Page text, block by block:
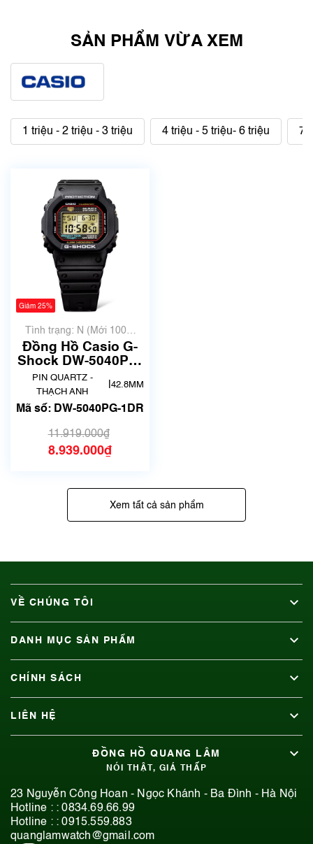
SẢN PHẨM VỪA XEM
1 triệu - 2 triệu - 3 triệu 4 triệu - 5 triệu- 6 triệu 7
Giảm 25%
Tình trạng: N (Mới 100%
chưa qua sử dụng)
Đồng Hồ Casio G-
Shock DW-5040PG-
1DR Chính Hãng
PIN QUARTZ -
THẠCH ANH
42.8MM
Mã số: DW-5040PG-1DR
11.919.000₫
8.939.000₫
Xem tất cả sản phẩm
VỀ CHÚNG TÔI
DANH MỤC SẢN PHẨM
CHÍNH SÁCH
LIÊN HỆ
ĐỒNG HỒ QUANG LÂM
NÓI THẬT, GIÁ THẤP
23 Nguyễn Công Hoan - Ngọc Khánh - Ba Đình - Hà Nội
Hotline : :0834.69.66.99
Hotline : :0915.559.883
quanglamwatch@gmail.com